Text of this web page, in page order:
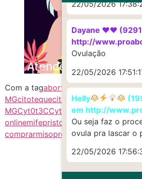
Com a tagabort1vo MGAbortivo
MGcitotequecitoteque comprar
MGCyt0t3CCyt0t3C MGcytotec
onlinemifepristonemis0prostol MG
comprarmisoprostol preçopreço
22/05/2026
Dayane ♥️♥️
http://
Ovulação
22/05/2026
Helly
em http://
Ou seja faz o
ovula pra lascar o
22/05/2026